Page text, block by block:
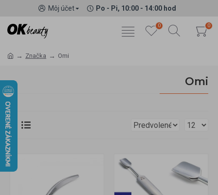
Môj účet Po - Pi, 10:00 - 14:00 hod
0 0
Značka Omi
Omi